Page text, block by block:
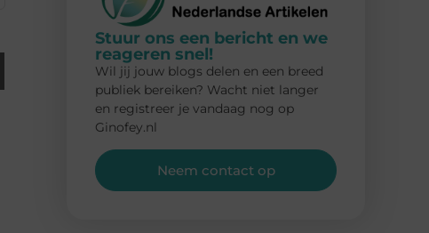
Stuur ons een bericht en we
reageren snel!
Wil jij jouw blogs delen en een breed
publiek bereiken? Wacht niet langer
en registreer je vandaag nog op
Ginofey.nl
Neem contact op